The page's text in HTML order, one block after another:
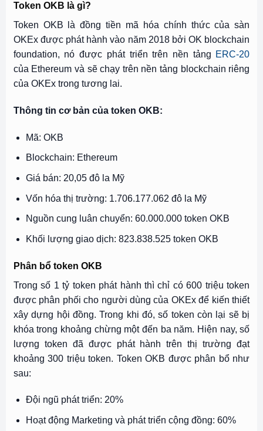
Token OKB là gì?
Token OKB là đồng tiền mã hóa chính thức của sàn
OKEx được phát hành vào năm 2018 bởi OK blockchain
foundation, nó được phát triển trên nền tảng ERC-20
của Ethereum và sẽ chạy trên nền tảng blockchain riêng
của OKEx trong tương lai.
Thông tin cơ bản của token OKB:
Mã: OKB
Blockchain: Ethereum
Giá bán: 20,05 đô la Mỹ
Vốn hóa thị trường: 1.706.177.062 đô la Mỹ
Nguồn cung luân chuyển: 60.000.000 token OKB
Khối lượng giao dịch: 823.838.525 token OKB
Phân bổ token OKB
Trong số 1 tỷ token phát hành thì chỉ có 600 triệu token
được phân phối cho người dùng của OKEx để kiến thiết
xây dựng hội đồng. Trong khi đó, số token còn lại sẽ bị
khóa trong khoảng chừng một đến ba năm. Hiện nay, số
lượng token đã được phát hành trên thị trường đạt
khoảng 300 triệu token. Token OKB được phân bổ như
sau:
Đội ngũ phát triển: 20%
Hoạt động Marketing và phát triển cộng đồng: 60%